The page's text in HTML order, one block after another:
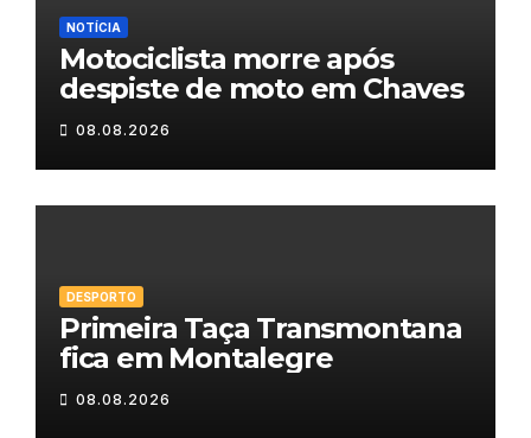
NOTÍCIA
Motociclista morre após
despiste de moto em Chaves
08.08.2026
DESPORTO
Primeira Taça Transmontana
fica em Montalegre
08.08.2026